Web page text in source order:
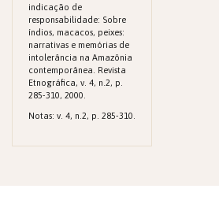
indicação de
responsabilidade: Sobre
índios, macacos, peixes:
narrativas e memórias de
intolerância na Amazônia
contemporânea. Revista
Etnográfica, v. 4, n.2, p.
285-310, 2000.
Notas: v. 4, n.2, p. 285-310.